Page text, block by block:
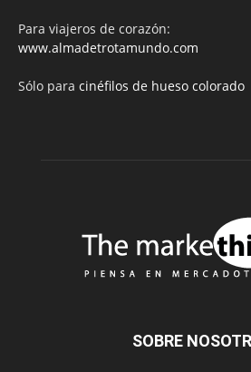
Para viajeros de corazón:
www.almadetrotamundo.com
Sólo para cinéfilos de hueso colorado
SOBRE